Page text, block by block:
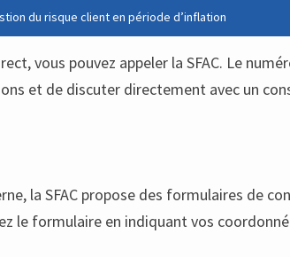
du risque client en période d’inflation
vous pouvez appeler la SFAC. Le
et de discuter directement avec un
la SFAC propose des formulaires de
le formulaire en indiquant vos